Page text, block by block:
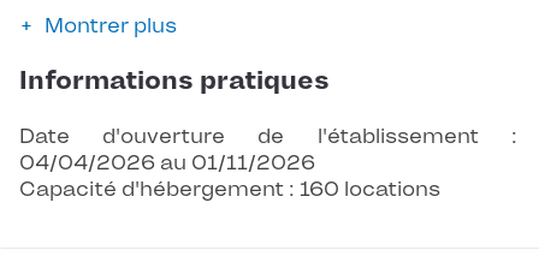
Montrer plus
Informations pratiques
Date d'ouverture de l'établissement :
04/04/2026 au 01/11/2026
Capacité d'hébergement : 160 locations